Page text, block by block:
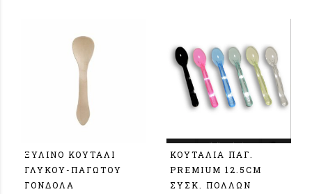
ΞΥΛΙΝO ΚΟΥΤΑΛΙ
ΓΛΥΚΟΥ-ΠΑΓΩΤΟΥ
ΓΟΝΔΟΛΑ
ΚΟΥΤΑΛΙΑ ΠΑΓ.
PREMIUM 12.5CM
ΣΥΣΚ. ΠΟΛΛΩΝ